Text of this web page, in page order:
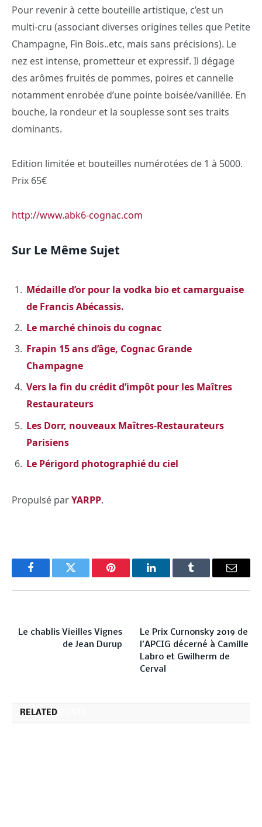
Pour revenir à cette bouteille artistique, c’est un
multi-cru (associant diverses origines telles que Petite
Champagne, Fin Bois..etc, mais sans précisions). Le
nez est intense, prometteur et expressif. Il dégage
des arômes fruités de pommes, poires et cannelle
notamment enrobée d’une pointe boisée/vanillée. En
bouche, la rondeur et la souplesse sont ses traits
dominants.
Edition limitée et bouteilles numérotées de 1 à 5000.
Prix 65€
http://www.abk6-cognac.com
Sur Le Même Sujet
Médaille d’or pour la vodka bio et camarguaise
de Francis Abécassis.
Le marché chinois du cognac
Frapin 15 ans d’âge, Cognac Grande
Champagne
Vers la fin du crédit d’impôt pour les Maîtres
Restaurateurs
Les Dorr, nouveaux Maîtres-Restaurateurs
Parisiens
Le Périgord photographié du ciel
Propulsé parYARPP.
FacebookTwitter Pinterest LinkedInTumblr Email
Le chablis Vieilles Vignes
de Jean Durup
Le Prix Curnonsky 2019 de
l’APCIG décerné à Camille
Labro et Gwilherm de
Cerval
RELATED